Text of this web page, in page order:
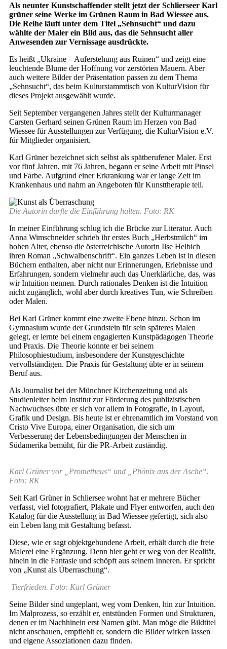
Als neunter Kunstschaffender stellt jetzt der Schlierseer Karl
grüner seine Werke im Grünen Raum in Bad Wiessee aus.
Die Reihe läuft unter dem Titel „Sehnsucht“ und dazu
wählte der Maler ein Bild aus, das die Sehnsucht aller
Anwesenden zur Vernissage ausdrückte.
Es heißt „Ukraine – Auferstehung aus Ruinen“ und zeigt eine
leuchtende Blume der Hoffnung vor zerstörten Mauern. Aber
auch weitere Bilder der Präsentation passen zu dem Thema
„Sehnsucht“, das beim Kulturstammtisch von KulturVision für
dieses Projekt ausgewählt wurde.
Seit September vergangenen Jahres stellt der Kulturmanager
Carsten Gerhard seinen Grünen Raum im Herzen von Bad
Wiessee für Ausstellungen zur Verfügung, die KulturVision e.V.
für Mitglieder organisiert.
Karl Grüner bezeichnet sich selbst als spätberufener Maler. Erst
vor fünf Jahren, mit 76 Jahren, begann er seine Arbeit mit Pinsel
und Farbe. Aufgrund einer Erkrankung war er lange Zeit im
Krankenhaus und nahm an Angeboten für Kunsttherapie teil.
Die Autorin durfte die Einführung halten. Foto: RK
In meiner Einführung schlug ich die Brücke zur Literatur. Auch
Anna Wimschneider schrieb ihr erstes Buch „Herbstmilch“ im
hohen Alter, ebenso die österreichische Autorin Ilse Helbich
ihren Roman „Schwalbenschrift“. Ein ganzes Leben ist in diesen
Büchern enthalten, aber nicht nur Erinnerungen, Erlebnisse und
Erfahrungen, sondern vielmehr auch das Unerklärliche, das, was
wir Intuition nennen. Durch rationales Denken ist die Intuition
nicht zugänglich, wohl aber durch kreatives Tun, wie Schreiben
oder Malen.
Bei Karl Grüner kommt eine zweite Ebene hinzu. Schon im
Gymnasium wurde der Grundstein für sein späteres Malen
gelegt, er lernte bei einem engagierten Kunstpädagogen Theorie
und Praxis. Die Theorie konnte er bei seinem
Philosophiestudium, insbesondere der Kunstgeschichte
vervollständigen. Die Praxis für Gestaltung übte er in seinem
Beruf aus.
Als Journalist bei der Münchner Kirchenzeitung und als
Studienleiter beim Institut zur Förderung des publizistischen
Nachwuchses übte er sich vor allem in Fotografie, in Layout,
Grafik und Design. Bis heute ist er ehrenamtlich im Vorstand von
Cristo Vive Europa, einer Organisation, die sich um
Verbesserung der Lebensbedingungen der Menschen in
Südamerika bemüht, für die PR-Arbeit zuständig.
Karl Grüner vor „Prometheus“ und „Phönix aus der Asche“.
Foto: RK
Seit Karl Grüner in Schliersee wohnt hat er mehrere Bücher
verfasst, viel fotografiert, Plakate und Flyer entworfen, auch den
Katalog für die Ausstellung in Bad Wiessee gefertigt, sich also
ein Leben lang mit Gestaltung befasst.
Diese, wie er sagt objektgebundene Arbeit, erhält durch die freie
Malerei eine Ergänzung. Denn hier geht er weg von der Realität,
hinein in die Fantasie und schöpft aus seinem Inneren. Er spricht
von „Kunst als Überraschung“.
Tierfrieden. Foto: Karl Grüner
Seine Bilder sind ungeplant, weg vom Denken, hin zur Intuition.
Im Malprozess, so erzählt er, entstünden Formen und Strukturen,
denen er im Nachhinein erst Namen gibt. Man möge die Bildtitel
nicht anschauen, empfiehlt er, sondern die Bilder wirken lassen
und eigene Assoziationen dazu finden.